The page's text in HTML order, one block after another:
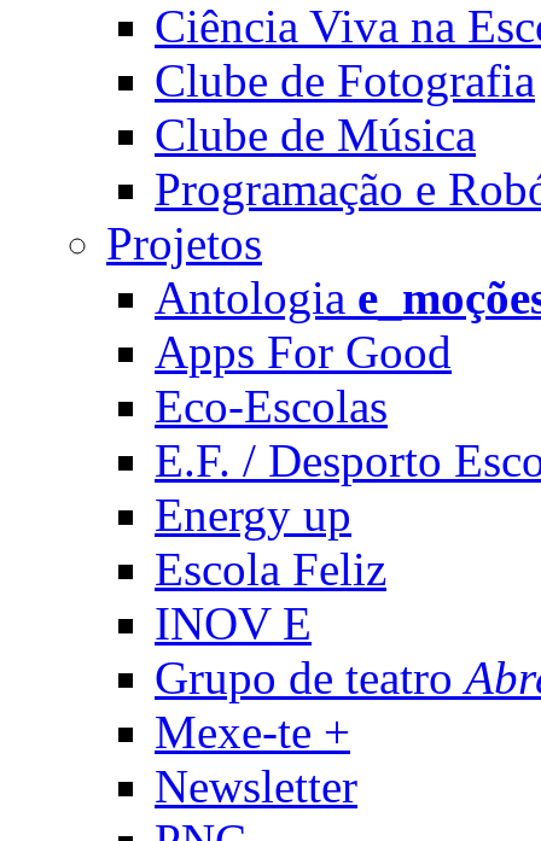
Ciência Viva na
Clube de Fotografia
Clube de Música
Programação e
Projetos
Antologia
Apps For Good
Eco-Escolas
E.F. / Desporto
Energy up
Escola Feliz
INOV E
Grupo de teatro
Mexe-te +
Newsletter